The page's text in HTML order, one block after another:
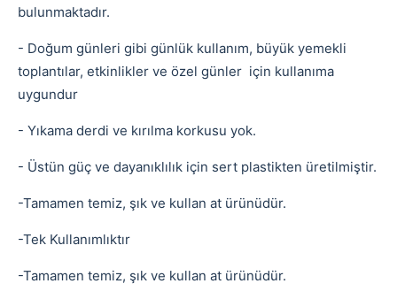
bulunmaktadır.
- Doğum günleri gibi günlük kullanım, büyük yemekli
toplantılar, etkinlikler ve özel günler için kullanıma
uygundur
- Yıkama derdi ve kırılma korkusu yok.
- Üstün güç ve dayanıklılık için sert plastikten üretilmiştir.
-Tamamen temiz, şık ve kullan at ürünüdür.
-Tek Kullanımlıktır
-Tamamen temiz, şık ve kullan at ürünüdür.